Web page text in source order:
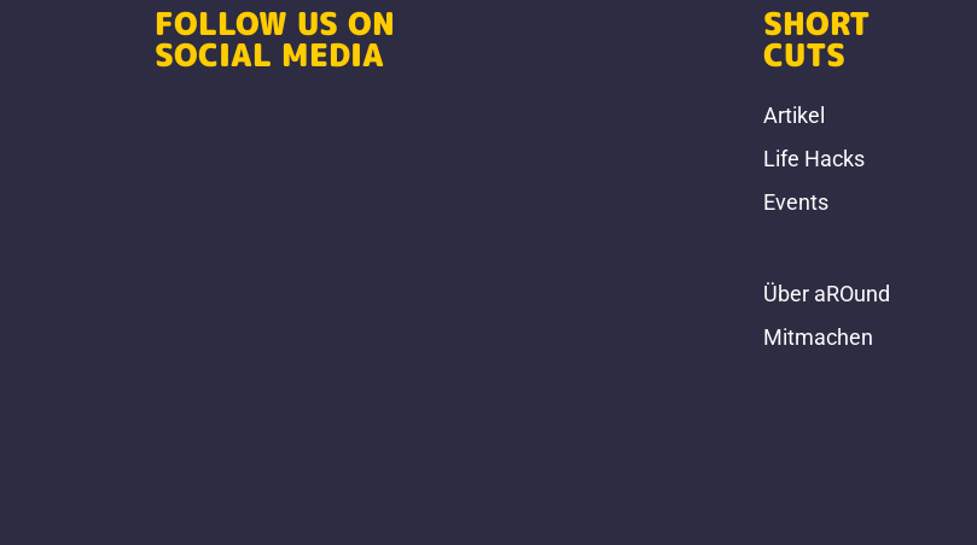
FOLLOW US ON
SOCIAL MEDIA
SHORT
CUTS
Artikel
Life Hacks
Events
Über aROund
Mitmachen